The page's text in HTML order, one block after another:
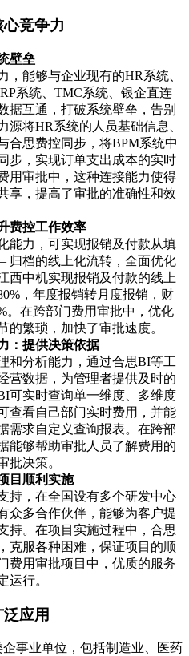
竞争力
壁垒
，能够与企业现有的HR系统、
系统、TMC系统、银企直连
据互通，打破系统壁垒，告别
源将HR系统的人员基础信息、
合思费控同步，将BPM系统中
步，实现订单支出成本的实时
用审批中，这种连接能力使得
享，提高了审批的准确性和效
费控工作效率
能力，可实现报销及付款从填
归档的线上化流转，全面优化
西中机实现报销及付款的线上
，年度报销转月度报销，财
。在跨部门费用审批中，优化
的繁琐，加快了审批速度。
：提供决策依据
和分析能力，通过合思BI等工
营数据，为管理者提供及时的
可实时查询单一维度、多维度
查看自己部门实时费用，并能
需求自定义查询报表。在跨部
能够帮助审批人员了解费用的
批决策。
目顺利实施
持，在全国设有多个研发中心
众多合作伙伴，能够为客户提
持。在项目实施过程中，合思
克服各种困难，保证项目的顺
费用审批项目中，优质的服务
运行。
应用
事业单位，包括制造业、医药